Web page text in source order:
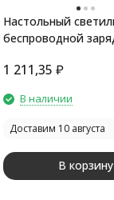
Настольный
беспроводной
1 211,35 ₽
В наличии
Доставим 10 августа
В корзину